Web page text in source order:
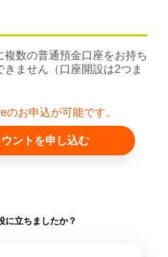
数の普通預金口座をお持ち
ません（口座開設は2つま
のお申込が可能です。
ントを申し込む
に立ちましたか？